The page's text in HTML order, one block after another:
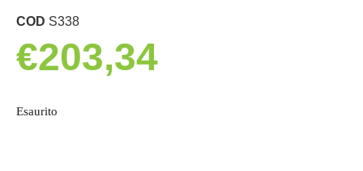
COD S338
€203,34
Esaurito